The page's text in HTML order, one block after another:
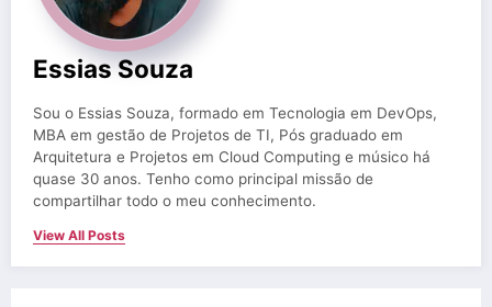
Essias Souza
Sou o Essias Souza, formado em Tecnologia em DevOps,
MBA em gestão de Projetos de TI, Pós graduado em
Arquitetura e Projetos em Cloud Computing e músico há
quase 30 anos. Tenho como principal missão de
compartilhar todo o meu conhecimento.
View All Posts